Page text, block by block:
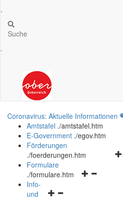
.
Suche
.
Coronavirus: Aktuelle Informationen
Amtstafel ./amtstafel.htm
E-Government ./egov.htm
Förderungen
./foerderungen.htm
Formulare
./formulare.htm
Navigationsmenü
Info-
und